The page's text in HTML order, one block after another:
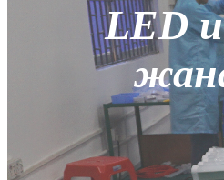
LED